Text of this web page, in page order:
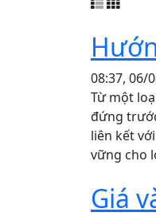
08:37, 06/
Từ một
đứng
liên kết
vững cho
Giá